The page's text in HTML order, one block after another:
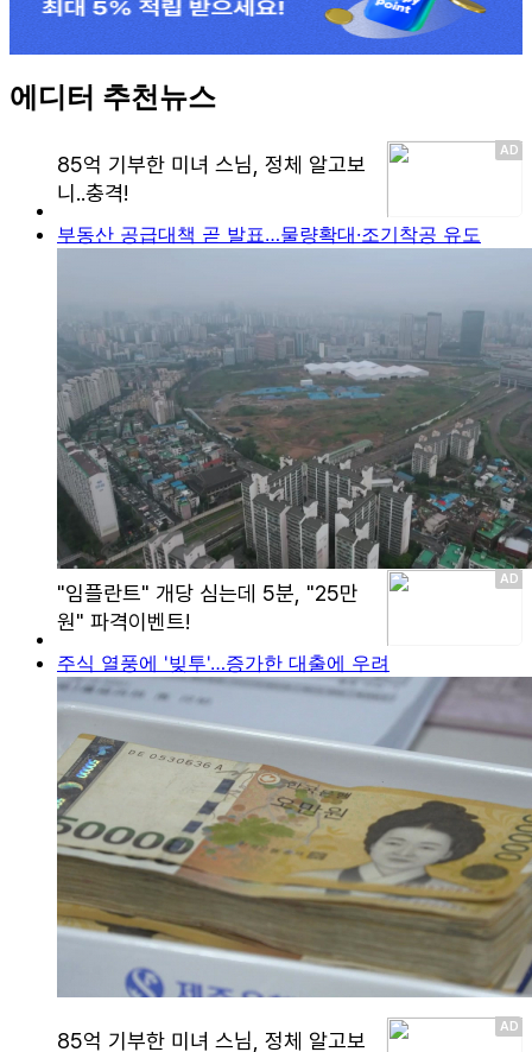
에디터 추천뉴스
부동산 공급대책 곧 발표…물량확대·조기착공 유도
주식 열풍에 '빚투'…증가한 대출에 우려